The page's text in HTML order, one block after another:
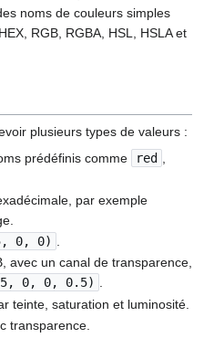
noms de couleurs simples
RGB, RGBA, HSL, HSLA et
plusieurs types de valeurs :
prédéfinis comme red
par exemple
0, 0)
avec un canal de transparence,
0, 0, 0.5) .
teinte, saturation et luminosité.
transparence.